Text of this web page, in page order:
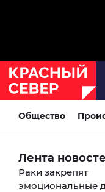
Общество
Лента
Раки закрепят
эмоциональные